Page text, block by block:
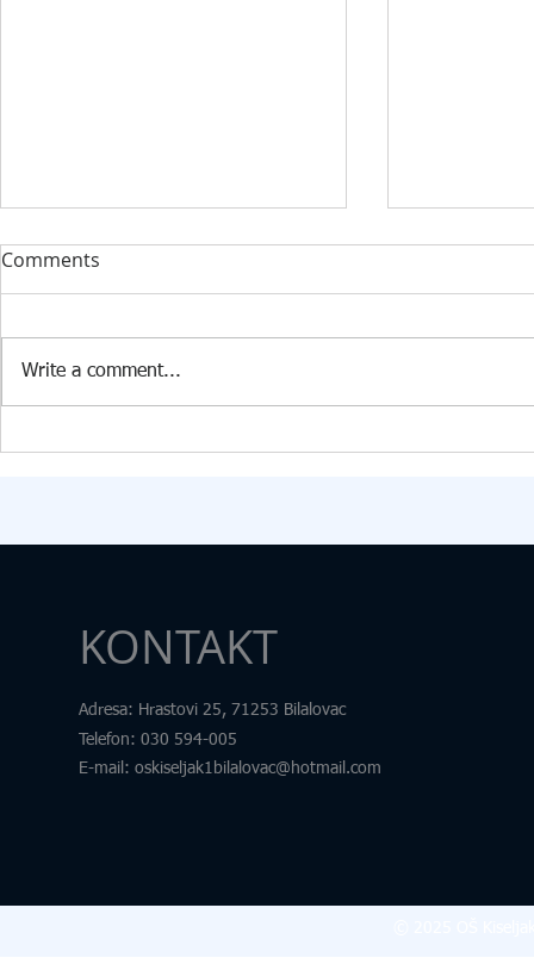
DONACIJA ZA KABINET
osoba i izbjeglica za opremanje
STRUČNI
Comments
Write a comment...
KONTAKT
Adresa: Hrastovi 25, 71253 Bilalovac
Telefon: 030 594-005
E-mail: oskiseljak1bilalovac@hotmail.com